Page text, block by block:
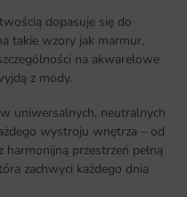
dopasuje się do
takie wzory jak marmur,
na akwarelowe
z mody.
uniwersalnych, neutralnych
wystroju wnętrza – od
przestrzeń pełną
zachwyci każdego dnia